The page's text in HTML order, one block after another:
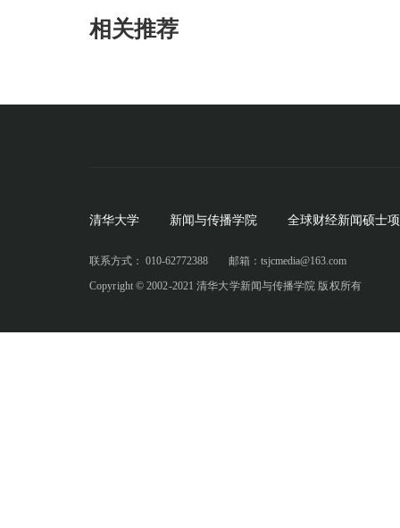
相关推荐
清华大学 新闻与传播学院 全球财经新闻硕士
联系方式： 010-62772388
邮箱：tsjcmedia@163.com
Copyright © 2002-2021 清华大学新闻与传播学院 版权所有